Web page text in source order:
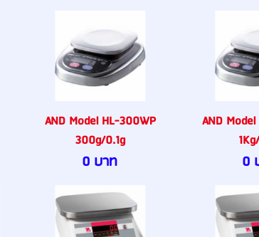
AND Model HL-300WP
300g/0.1g
0 บาท
AND
0